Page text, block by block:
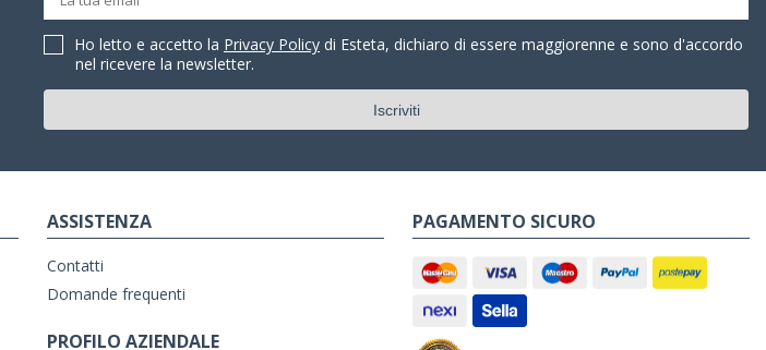
Ho letto e accetto la Privacy Policy di Esteta, dichiaro di essere maggiorenne e sono d'accordo
nel ricevere la newsletter.
ASSISTENZA
Contatti
Domande frequenti
PROFILO AZIENDALE
PAGAMENTO SICURO